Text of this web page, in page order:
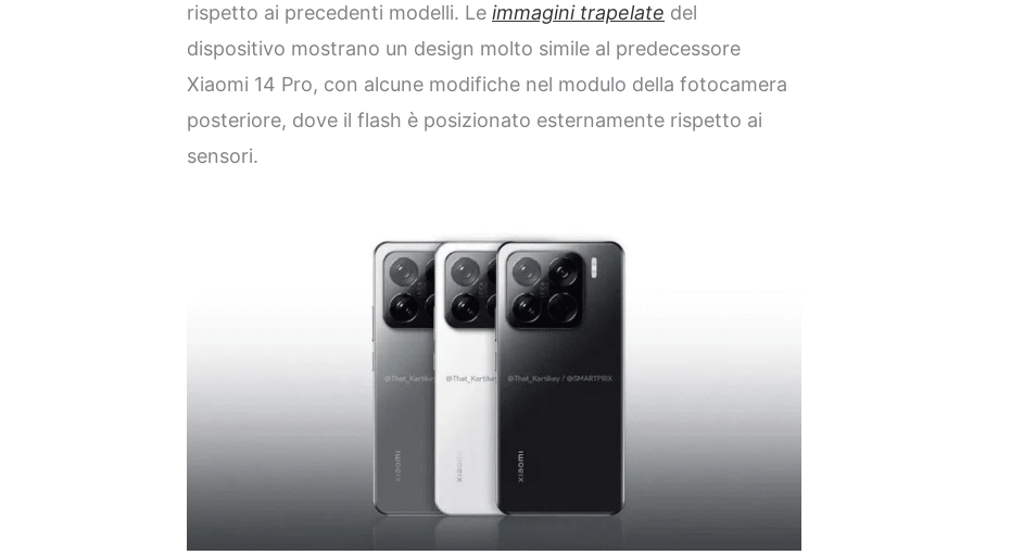
rispetto ai precedenti modelli. Leimmagini trapelate del
dispositivo mostrano un design molto simile al predecessore
Xiaomi 14 Pro, con alcune modifiche nel modulo della fotocamera
posteriore, dove il flash è posizionato esternamente rispetto ai
sensori.